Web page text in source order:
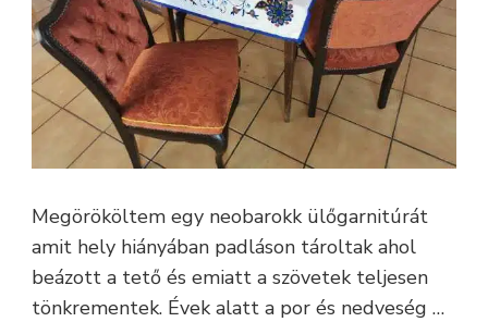
Megörököltem egy neobarokk ülőgarnitúrát
amit hely hiányában padláson tároltak ahol
beázott a tető és emiatt a szövetek teljesen
tönkrementek. Évek alatt a por és nedveség …